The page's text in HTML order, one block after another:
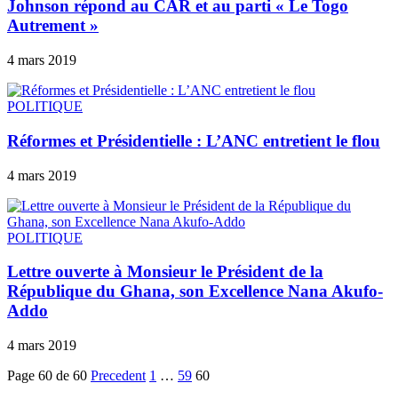
Johnson répond au CAR et au parti « Le Togo
Autrement »
4 mars 2019
POLITIQUE
Réformes et Présidentielle : L’ANC entretient le flou
4 mars 2019
POLITIQUE
Lettre ouverte à Monsieur le Président de la
République du Ghana, son Excellence Nana Akufo-
Addo
4 mars 2019
Page 60 de 60 Precedent 1 … 59 60